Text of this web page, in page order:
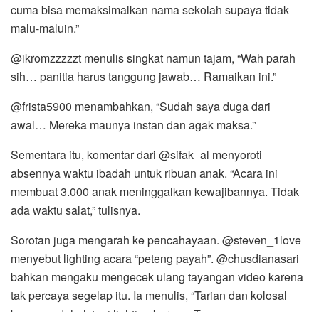
cuma bisa memaksimalkan nama sekolah supaya tidak
malu-maluin.”
@ikromzzzzzt menulis singkat namun tajam, “Wah parah
sih… panitia harus tanggung jawab… Ramaikan ini.”
@frista5900 menambahkan, “Sudah saya duga dari
awal… Mereka maunya instan dan agak maksa.”
Sementara itu, komentar dari @sifak_al menyoroti
absennya waktu ibadah untuk ribuan anak. “Acara ini
membuat 3.000 anak meninggalkan kewajibannya. Tidak
ada waktu salat,” tulisnya.
Sorotan juga mengarah ke pencahayaan. @steven_1love
menyebut lighting acara “peteng payah”. @chusdianasari
bahkan mengaku mengecek ulang tayangan video karena
tak percaya segelap itu. Ia menulis, “Tarian dan kolosal